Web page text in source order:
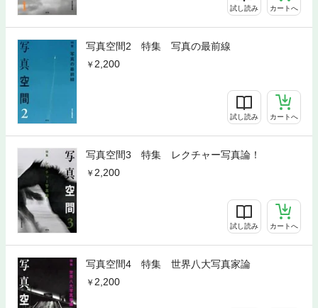
試し読み カートへ
写真空間2 特集 写真の最前線
2,200
試し読み カートへ
写真空間3 特集 レクチャー写真論！
2,200
試し読み カートへ
写真空間4 特集 世界八大写真家論
2,200